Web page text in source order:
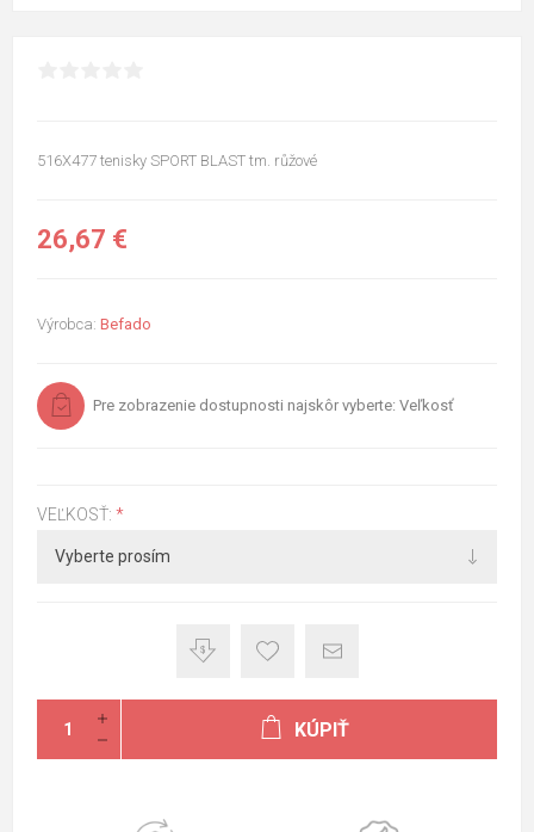
516X477 tenisky SPORT BLAST tm. růžové
26,67 €
Výrobca: Befado
Pre zobrazenie dostupnosti najskôr vyberte: Veľkosť
VEĽKOSŤ: *
KÚPIŤ